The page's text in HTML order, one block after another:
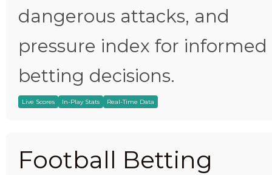
dangerous attacks, and
pressure index for informed
betting decisions.
Live Scores In-Play Stats Real-Time Data
Football Betting